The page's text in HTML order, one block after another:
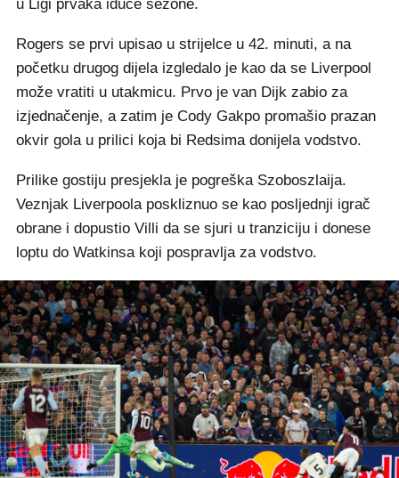
u Ligi prvaka iduće sezone.
Rogers se prvi upisao u strijelce u 42. minuti, a na
početku drugog dijela izgledalo je kao da se Liverpool
može vratiti u utakmicu. Prvo je van Dijk zabio za
izjednačenje, a zatim je Cody Gakpo promašio prazan
okvir gola u prilici koja bi Redsima donijela vodstvo.
Prilike gostiju presjekla je pogreška Szoboszlaija.
Veznjak Liverpoola poskliznuo se kao posljednji igrač
obrane i dopustio Villi da se sjuri u tranziciju i donese
loptu do Watkinsa koji pospravlja za vodstvo.